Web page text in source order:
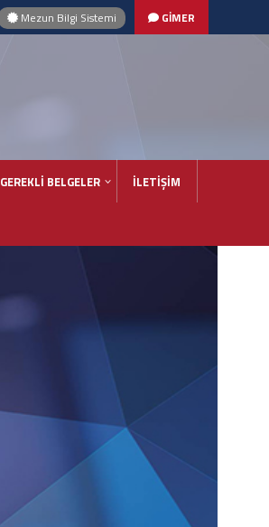
Mezun Bilgi Sistemi GİMER
GEREKLİ BELGELER İLETİŞİM